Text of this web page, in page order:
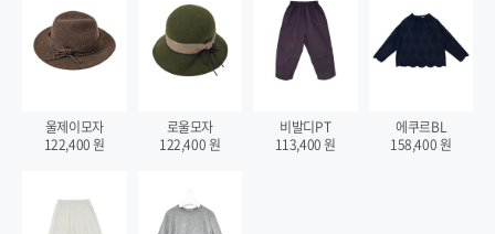
울제이모자
122,400원
로울모자
122,400원
비발디PT
113,400원
에쿠르BL
158,400원